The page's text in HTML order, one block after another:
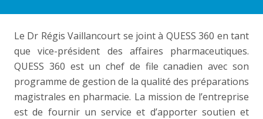
Le Dr Régis Vaillancourt se joint à QUESS 360 en tant
que vice-président des affaires pharmaceutiques.
QUESS 360 est un chef de file canadien avec son
programme de gestion de la qualité des préparations
magistrales en pharmacie. La mission de l’entreprise
est de fournir un service et d’apporter soutien et